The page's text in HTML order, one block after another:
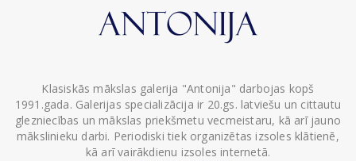
Klasiskās mākslas galerija "Antonija" darbojas kopš
1991.gada. Galerijas specializācija ir 20.gs. latviešu un cittautu
glezniecības un mākslas priekšmetu vecmeistaru, kā arī jauno
mākslinieku darbi. Periodiski tiek organizētas izsoles klātienē,
kā arī vairākdienu izsoles internetā.